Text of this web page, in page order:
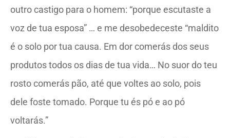
outro castigo para o homem: “porque escutaste a
voz de tua esposa” … e me desobedeceste “maldito
é o solo por tua causa. Em dor comerás dos seus
produtos todos os dias de tua vida… No suor do teu
rosto comerás pão, até que voltes ao solo, pois
dele foste tomado. Porque tu és pó e ao pó
voltarás.”